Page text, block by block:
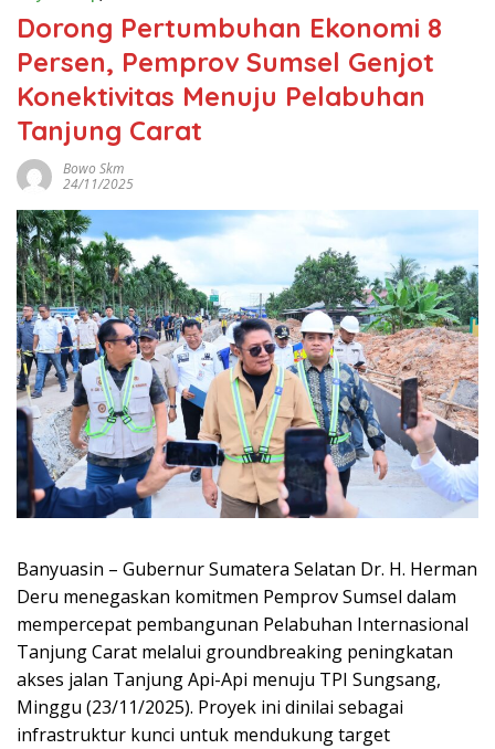
Dorong Pertumbuhan Ekonomi 8
Persen, Pemprov Sumsel Genjot
Konektivitas Menuju Pelabuhan
Tanjung Carat
Bowo Skm
24/11/2025
Banyuasin – Gubernur Sumatera Selatan Dr. H. Herman
Deru menegaskan komitmen Pemprov Sumsel dalam
mempercepat pembangunan Pelabuhan Internasional
Tanjung Carat melalui groundbreaking peningkatan
akses jalan Tanjung Api-Api menuju TPI Sungsang,
Minggu (23/11/2025). Proyek ini dinilai sebagai
infrastruktur kunci untuk mendukung target